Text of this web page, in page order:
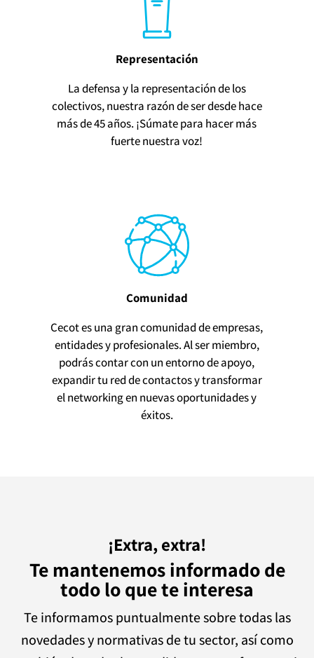
Representación
La defensa y la representación de los
colectivos, nuestra razón de ser desde hace
más de 45 años. ¡Súmate para hacer más
fuerte nuestra voz!
Comunidad
Cecot es una gran comunidad de empresas,
entidades y profesionales. Al ser miembro,
podrás contar con un entorno de apoyo,
expandir tu red de contactos y transformar
el networking en nuevas oportunidades y
éxitos.
¡Extra, extra!
Te mantenemos informado de
todo lo que te interesa
Te informamos puntualmente sobre todas las
novedades y normativas de tu sector, así como